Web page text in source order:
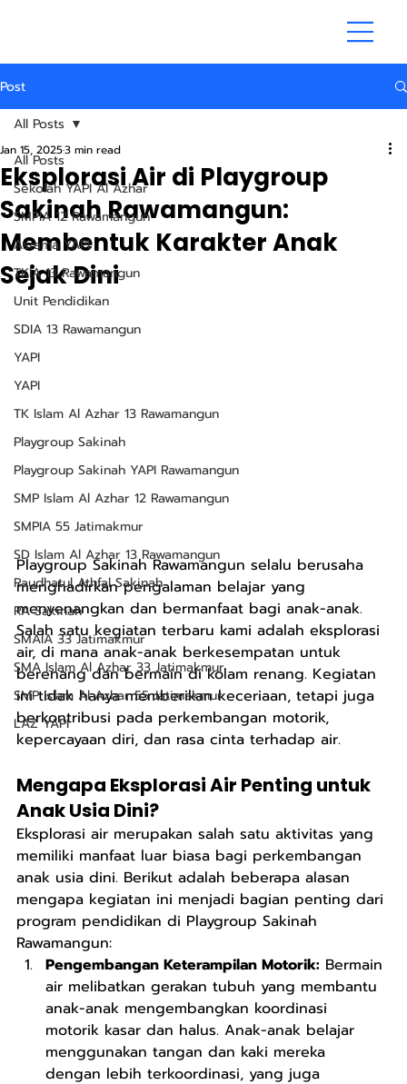
Post
All Posts
Sekolah YAPI Al Azhar
SMPIA 12 Rawamangun
Asrama YAPI
TKIA 13 Rawamangun
Unit Pendidikan
SDIA 13 Rawamangun
YAPI
YAPI
TK Islam Al Azhar 13 Rawamangun
Playgroup Sakinah
Playgroup Sakinah YAPI Rawamangun
SMP Islam Al Azhar 12 Rawamangun
SMPIA 55 Jatimakmur
SD Islam Al Azhar 13 Rawamangun
Raudhatul Athfal Sakinah
RA Sakinah
SMAIA 33 Jatimakmur
SMA Islam Al Azhar 33 Jatimakmur
SMP Islam Al Azhar 55 Jatimakmur
LAZ YAPI
All Posts
Eksplorasi Air di Playgroup
Sakinah Rawamangun:
Membentuk Karakter Anak
Sejak Dini
Jan 15, 20253 min read
Playgroup Sakinah Rawamangun selalu berusaha
menghadirkan pengalaman belajar yang
menyenangkan dan bermanfaat bagi anak-anak.
Salah satu kegiatan terbaru kami adalah eksplorasi
air, di mana anak-anak berkesempatan untuk
berenang dan bermain di kolam renang. Kegiatan
ini tidak hanya memberikan keceriaan, tetapi juga
berkontribusi pada perkembangan motorik,
kepercayaan diri, dan rasa cinta terhadap air.
Mengapa Eksplorasi Air Penting untuk
Anak Usia Dini?
Eksplorasi air merupakan salah satu aktivitas yang
memiliki manfaat luar biasa bagi perkembangan
anak usia dini. Berikut adalah beberapa alasan
mengapa kegiatan ini menjadi bagian penting dari
program pendidikan di Playgroup Sakinah
Rawamangun:
Pengembangan Keterampilan Motorik: Bermain
air melibatkan gerakan tubuh yang membantu
anak-anak mengembangkan koordinasi
motorik kasar dan halus. Anak-anak belajar
menggunakan tangan dan kaki mereka
dengan lebih terkoordinasi, yang juga